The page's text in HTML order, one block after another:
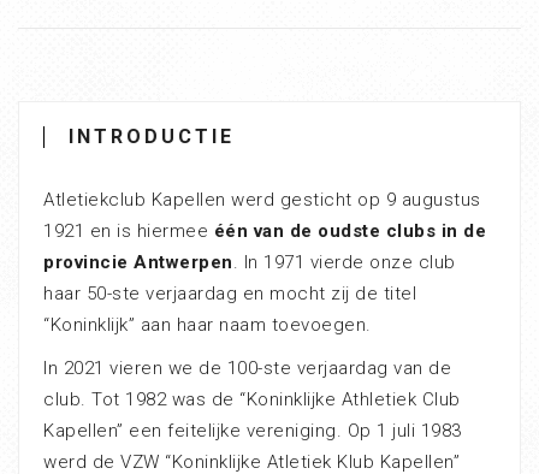
INTRODUCTIE
Atletiekclub Kapellen werd gesticht op 9 augustus
1921 en is hiermee één van de oudste clubs in de
provincie Antwerpen. In 1971 vierde onze club
haar 50-ste verjaardag en mocht zij de titel
“Koninklijk” aan haar naam toevoegen.
In 2021 vieren we de 100-ste verjaardag van de
club. Tot 1982 was de “Koninklijke Athletiek Club
Kapellen” een feitelijke vereniging. Op 1 juli 1983
werd de VZW “Koninklijke Atletiek Klub Kapellen”